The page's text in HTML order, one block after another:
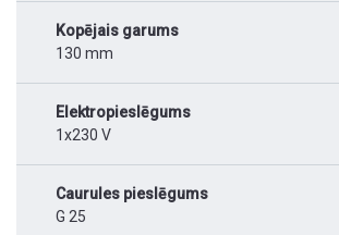
Kopējais garums
130 mm
Elektropieslēgums
1x230 V
Caurules pieslēgums
G 25